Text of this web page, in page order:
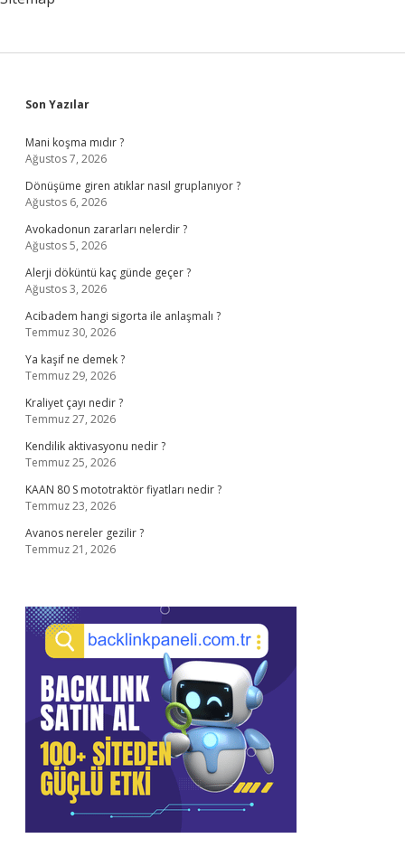
Sidebar
Son Yazılar
Mani koşma mıdır ?
Ağustos 7, 2026
Dönüşüme giren atıklar nasıl gruplanıyor ?
Ağustos 6, 2026
Avokadonun zararları nelerdir ?
Ağustos 5, 2026
Alerji döküntü kaç günde geçer ?
Ağustos 3, 2026
Acibadem hangi sigorta ile anlaşmalı ?
Temmuz 30, 2026
Ya kaşif ne demek ?
Temmuz 29, 2026
Kraliyet çayı nedir ?
Temmuz 27, 2026
Kendilik aktivasyonu nedir ?
Temmuz 25, 2026
KAAN 80 S mototraktör fiyatları nedir ?
Temmuz 23, 2026
Avanos nereler gezilir ?
Temmuz 21, 2026